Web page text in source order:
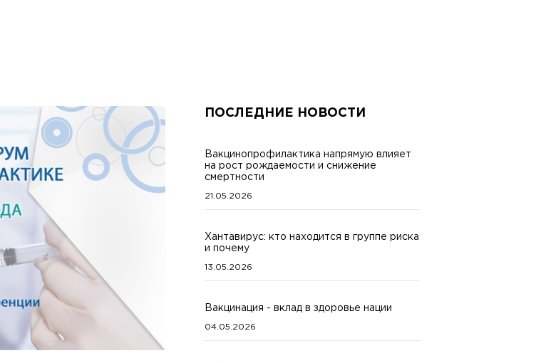
ПОСЛЕДНИЕ НОВОСТИ
Вакцинопрофилактика напрямую влияет
на рост рождаемости и снижение
смертности
21.05.2026
Хантавирус: кто находится в группе риска
и почему
13.05.2026
Вакцинация - вклад в здоровье нации
04.05.2026